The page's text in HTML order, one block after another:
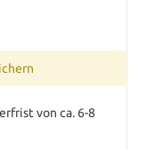
von ca. 6-8